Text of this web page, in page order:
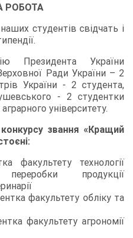
РОБОТА
студентів свідчать і
Президента України
Ради України – 2
України - 2 студента,
- 2 студентки
університету.
звання «Кращий
факультету технології
продукції
факультету обліку та
факультету агрономії